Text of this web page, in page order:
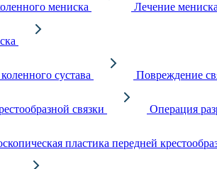
мениска Лечение
сустава Повреждение
связки Операция
пластика передней